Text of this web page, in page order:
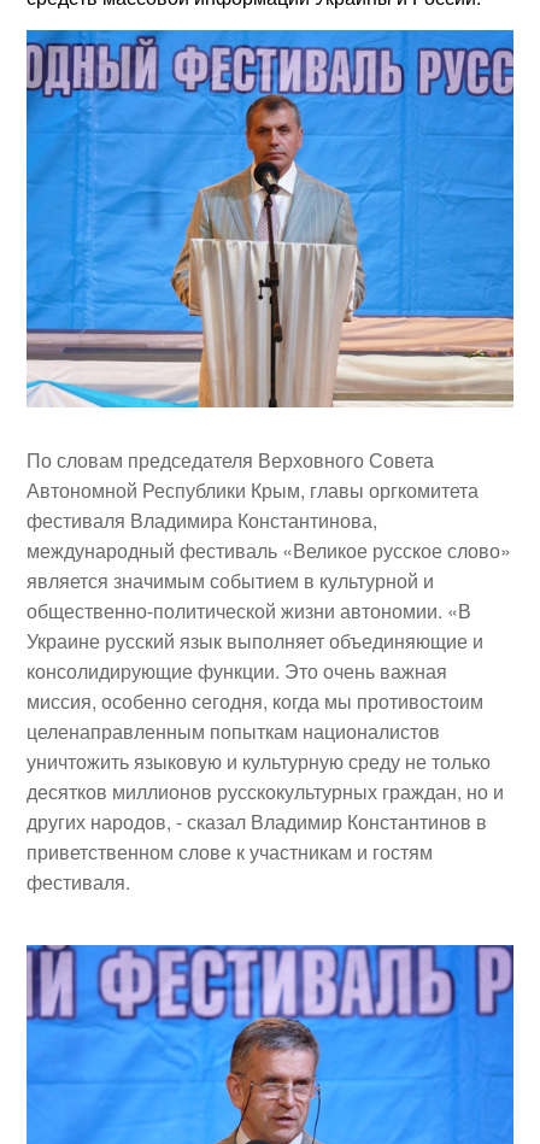
По словам председателя Верховного Совета
Автономной Республики Крым, главы оргкомитета
фестиваля Владимира Константинова,
международный фестиваль «Великое русское слово»
является значимым событием в культурной и
общественно-политической жизни автономии. «В
Украине русский язык выполняет объединяющие и
консолидирующие функции. Это очень важная
миссия, особенно сегодня, когда мы противостоим
целенаправленным попыткам националистов
уничтожить языковую и культурную среду не только
десятков миллионов русскокультурных граждан, но и
других народов, ‑ сказал Владимир Константинов в
приветственном слове к участникам и гостям
фестиваля.